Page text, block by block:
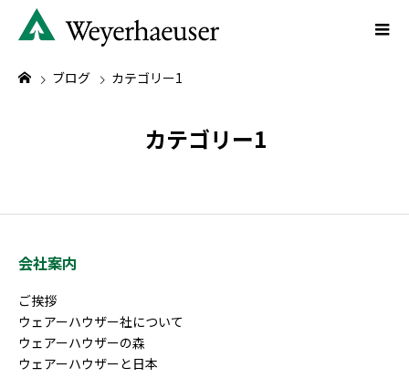
ブログ カテゴリー1
カテゴリー1
会社案内
ご挨拶
ウェアーハウザー社について
ウェアーハウザーの森
ウェアーハウザーと日本